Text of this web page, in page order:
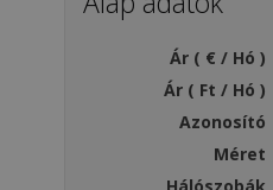
Ár ( € / Hó )
Ár ( Ft / Hó )
Azonosító
Méret